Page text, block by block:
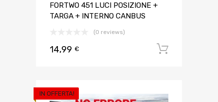
FORTWO 451 LUCI POSIZIONE +
TARGA + INTERNO CANBUS
(0 reviews)
14,99 €
IN OFFERTA!